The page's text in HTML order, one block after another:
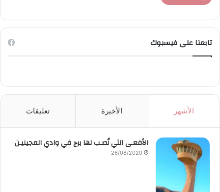
تابعنا على فيسبوك
الأشهر الأخيرة تعليقات
الأفعـى التي نُصـب لها برج في وادي المجينيـن
26/08/2020